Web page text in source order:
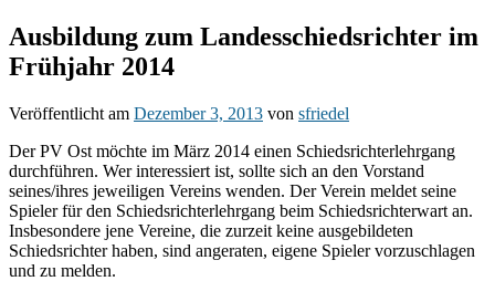
Ausbildung zum Landesschiedsrichter im
Frühjahr 2014
Veröffentlicht am Dezember 3, 2013 von sfriedel
Der PV Ost möchte im März 2014 einen Schiedsrichterlehrgang
durchführen. Wer interessiert ist, sollte sich an den Vorstand
seines/ihres jeweiligen Vereins wenden. Der Verein meldet seine
Spieler für den Schiedsrichterlehrgang beim Schiedsrichterwart an.
Insbesondere jene Vereine, die zurzeit keine ausgebildeten
Schiedsrichter haben, sind angeraten, eigene Spieler vorzuschlagen
und zu melden.